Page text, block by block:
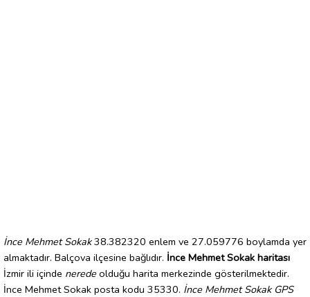
İnce Mehmet Sokak38.382320 enlem ve 27.059776 boylamda yer
almaktadır. Balçova ilçesine bağlıdır. İnce Mehmet Sokak haritası
İzmir ili içinde nerede olduğu harita merkezinde gösterilmektedir.
İnce Mehmet Sokak posta kodu 35330. İnce Mehmet Sokak GPS